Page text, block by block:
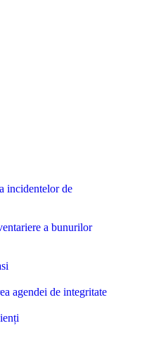
incidentelor de
a bunurilor
agendei de integritate